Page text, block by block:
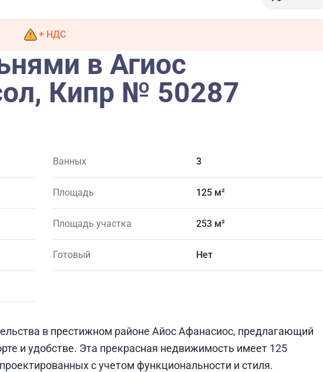
+ НДС
в Агиос
Кипр № 50287
Ванных 3
Площадь 125 м²
Площадь участка 253 м²
Готовый Нет
в престижном районе Айос Афанасиос, предлагающий
и удобстве. Эта прекрасная недвижимость имеет 125
с учетом функциональности и стиля.